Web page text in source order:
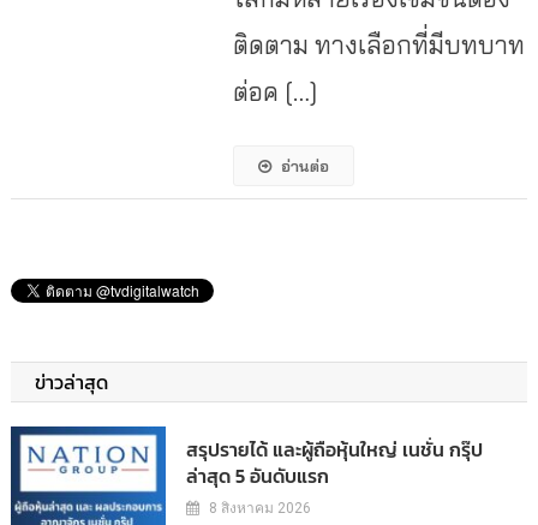
ติดตาม ทางเลือกที่มีบทบาท
ต่อค […]
อ่านต่อ
ข่าวล่าสุด
สรุปรายได้ และผู้ถือหุ้นใหญ่ เนชั่น กรุ๊ป
ล่าสุด 5 อันดับแรก
8 สิงหาคม 2026